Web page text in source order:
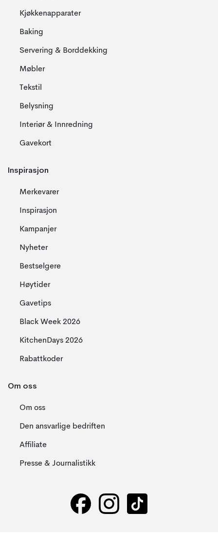
Kjøkkenapparater
Baking
Servering & Borddekking
Møbler
Tekstil
Belysning
Interiør & Innredning
Gavekort
Inspirasjon
Merkevarer
Inspirasjon
Kampanjer
Nyheter
Bestselgere
Høytider
Gavetips
Black Week 2026
KitchenDays 2026
Rabattkoder
Om oss
Om oss
Den ansvarlige bedriften
Affiliate
Presse & Journalistikk